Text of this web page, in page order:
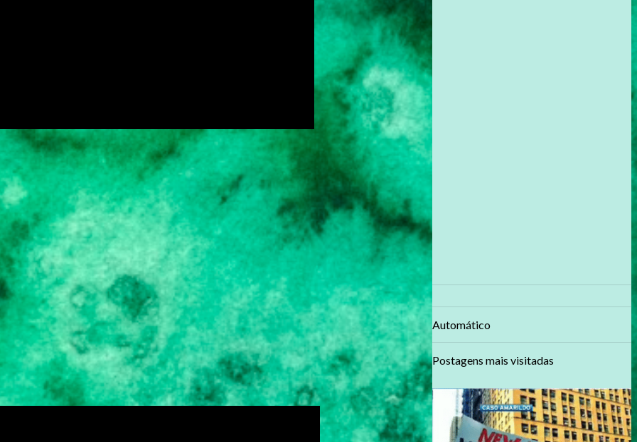
Automático
Postagens mais visitadas